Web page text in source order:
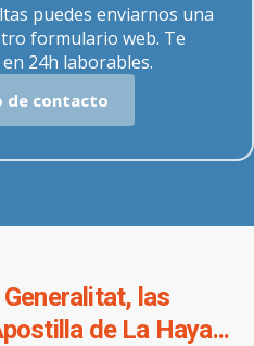
puedes enviarnos una
formulario web. Te
24h laborables.
de contacto
las
de La Haya...